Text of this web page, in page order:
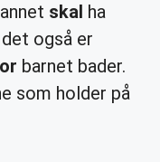
skal ha
også er
barnet bader.
som holder på